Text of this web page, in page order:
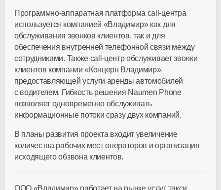
Программно-аппаратная платформа call-центра
используется компанией «Владимир» как для
обслуживания звонков клиентов, так и для
обеспечения внутренней телефонной связи между
сотрудниками. Также call-центр обслуживает звонки
клиентов компании «Концерн Владимир»,
предоставляющей услуги аренды автомобилей
с водителем. Гибкость решения Naumen Phone
позволяет одновременно обслуживать
информационные потоки сразу двух компаний.
В планы развития проекта входит увеличение
количества рабочих мест операторов и организация
исходящего обзвона клиентов.
ООО «Владимир» работает на рынке услуг такси